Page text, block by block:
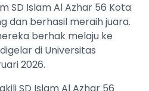
SD Islam Al Azhar 56 Kota
dan berhasil meraih juara.
berhak melaju ke
di Universitas
2026.